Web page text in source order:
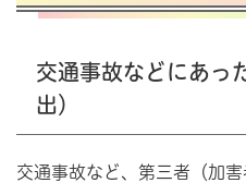
交通事故などにあっ
出）
交通事故など、第三者（加